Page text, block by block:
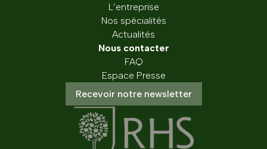
L’entreprise
Nos spécialités
Actualités
Nous contacter
FAQ
Espace Presse
Recevoir notre newsletter